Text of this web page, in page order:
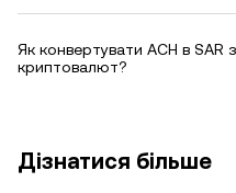
Як конвертувати ACH в
криптовалют?
Дізнатися більше